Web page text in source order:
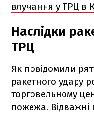
влучання у ТРЦ в
Наслідки
ТРЦ
Як повідомили
ракетного удару
торговельному
пожежа.